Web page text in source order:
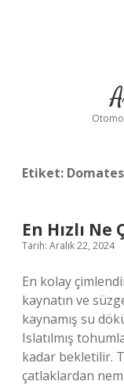
Etiket:
En Hızlı
Tarih: Aralık 22, 2024
En kolay
kaynatın ve
kaynamış su
Islatılmış
kadar bekletilir.
çatlaklardan